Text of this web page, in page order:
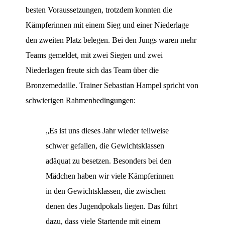
besten Voraussetzungen, trotzdem konnten die
Kämpferinnen mit einem Sieg und einer Niederlage
den zweiten Platz belegen. Bei den Jungs waren mehr
Teams gemeldet, mit zwei Siegen und zwei
Niederlagen freute sich das Team über die
Bronzemedaille. Trainer Sebastian Hampel spricht von
schwierigen Rahmenbedingungen:
„Es ist uns dieses Jahr wieder teilweise
schwer gefallen, die Gewichtsklassen
adäquat zu besetzen. Besonders bei den
Mädchen haben wir viele Kämpferinnen
in den Gewichtsklassen, die zwischen
denen des Jugendpokals liegen. Das führt
dazu, dass viele Startende mit einem